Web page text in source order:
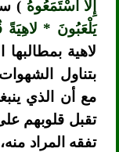
إِلا اسْتَمَعُوهُ)
يَلْعَبُونَ *
لاهية بمطالبها
بتناول
مع أن الذي
تقبل قلوبهم
تفقه المراد